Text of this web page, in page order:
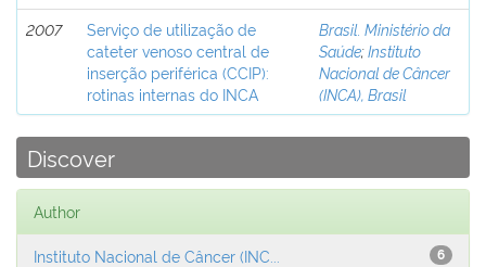
2007
Serviço de utilização de
cateter venoso central de
inserção periférica (CCIP):
rotinas internas do INCA
Brasil. Ministério da
Saúde;Instituto
Nacional de Câncer
(INCA), Brasil
Discover
Author
6
Instituto Nacional de Câncer (INC...